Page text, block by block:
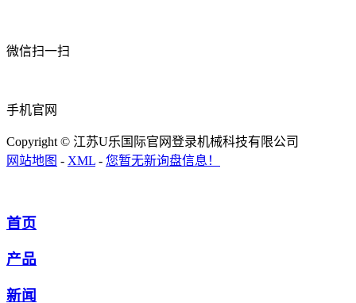
微信扫一扫
手机官网
Copyright © 江苏U乐国际官网登录机械科技有限公司
网站地图 - XML - 您暂无新询盘信息！
首页
产品
新闻